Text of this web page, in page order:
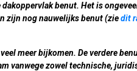
benut. Het is
zijn nog nauwelijks benut (ziedit
meer bijkomen. De verdere
vanwege zowel technische,